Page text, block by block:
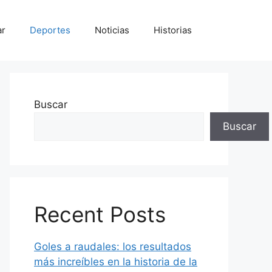
Deportes Noticias Historias
Buscar
Buscar
Recent Posts
Goles a raudales: los resultados
más increíbles en la historia de la